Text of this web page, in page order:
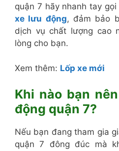
quận 7 hãy nhanh tay
xe lưu động, đảm bảo
dịch vụ chất lượng cao
lòng cho bạn.
Xem thêm: Lốp xe mới
Khi nào bạn
động quận 7?
Nếu bạn đang tham gia
quận 7 đông đúc mà